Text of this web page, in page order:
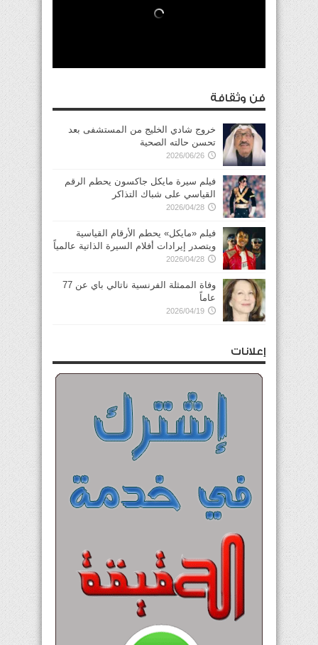
فن وثقافة
خروج شادي الخليج من المستشفى بعد
تحسن حالته الصحية
2026/06/26
فيلم سيرة مايكل جاكسون يحطم الرقم
القياسي على شباك التذاكر
2026/04/28
فيلم «مايكل» يحطم الأرقام القياسية
ويتصدر إيرادات أفلام السيرة الذاتية عالمياً
2026/04/28
وفاة الممثلة الفرنسية ناتالي باي عن 77
عاماً
2026/04/19
إعلانات